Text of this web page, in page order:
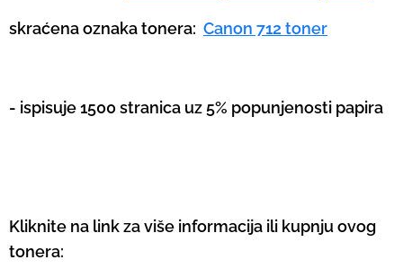
skraćena oznaka tonera: Canon 712 toner
- ispisuje 1500 stranica uz 5% popunjenosti papira
Kliknite na link za više informacija ili kupnju ovog
tonera: